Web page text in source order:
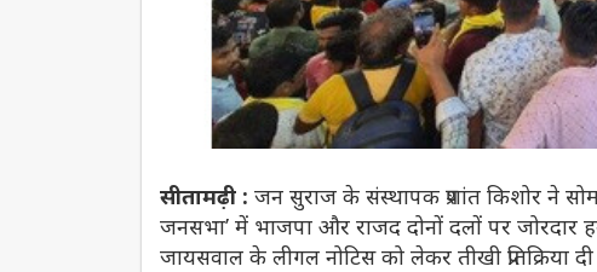
सीतामढ़ी : जन सुराज के संस्थापक प्रशांत किशोर ने
जनसभा’ में भाजपा और राजद दोनों दलों पर
जायसवाल के लीगल नोटिस को लेकर तीखी प्रतिक्रिया